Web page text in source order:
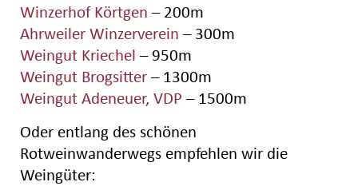
Winzerhof Körtgen – 200m
Ahrweiler Winzerverein – 300m
Weingut Kriechel – 950m
Weingut Brogsitter– 1300m
Weingut Adeneuer, VDP – 1500m
Oder entlang des schönen
Rotweinwanderwegs empfehlen wir die
Weingüter: